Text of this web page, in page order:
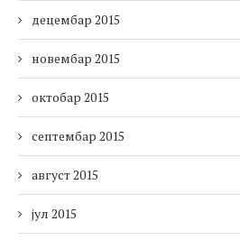
децембар 2015
новембар 2015
октобар 2015
септембар 2015
август 2015
јул 2015